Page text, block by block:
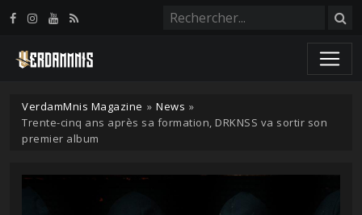
VerdamMnis Magazine » News »
Trente-cinq ans après sa formation, DRKNSS va sortir son
premier album
Panneau de gestion des cookies